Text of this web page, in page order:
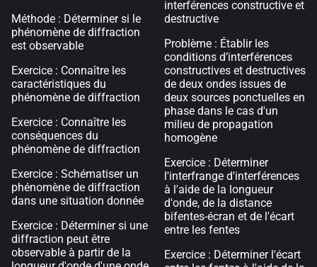
Méthode : Déterminer si le
phénomène de diffraction
est observable
Exercice : Connaître les
caractéristiques du
phénomène de diffraction
Exercice : Connaître les
conséquences du
phénomène de diffraction
Exercice : Schématiser un
phénomène de diffraction
dans une situation donnée
Exercice : Déterminer si une
diffraction peut être
observable à partir de la
interférences constructive et
destructive
Problème : Établir les
conditions d’interférences
constructives et destructives
de deux ondes issues de
deux sources ponctuelles en
phase dans le cas d'un
milieu de propagation
homogène
Exercice : Déterminer
l'interfrange d'interférences
à l'aide de la longueur
d'onde, de la distance
bifentes-écran et de l'écart
entre les fentes
Exercice : Déterminer l'écart